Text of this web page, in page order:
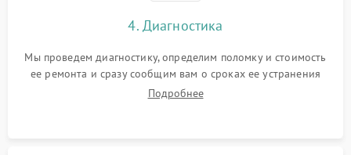
4. Диагностика
Мы проведем диагностику, определим поломку и стоимость
ее ремонта и сразу сообщим вам о сроках ее устранения
Подробнее